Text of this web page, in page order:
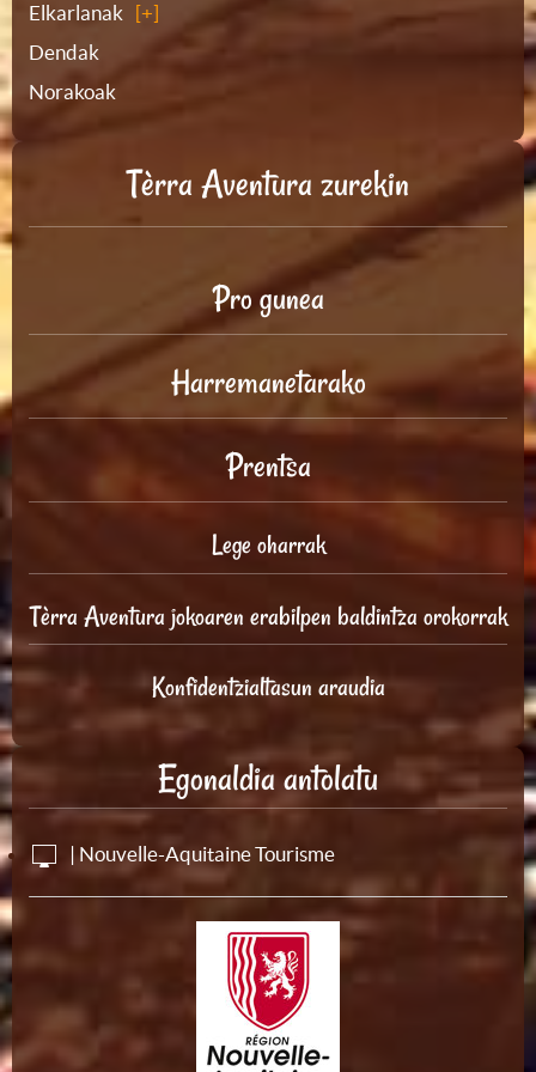
Elkarlanak
Dendak
Norakoak
Tèrra Aventura zurekin
Pro gunea
Harremanetarako
Prentsa
Lege oharrak
Tèrra Aventura jokoaren erabilpen baldintza orokorrak
Konfidentzialtasun araudia
Egonaldia antolatu
| Nouvelle-Aquitaine Tourisme